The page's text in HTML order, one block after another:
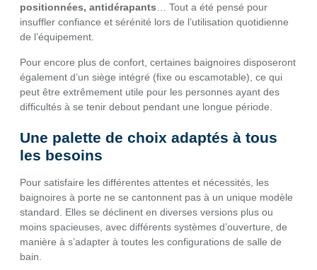
positionnées, antidérapants… Tout a été pensé pour
insuffler confiance et sérénité lors de l’utilisation quotidienne
de l’équipement.
Pour encore plus de confort, certaines baignoires disposeront
également d’un siège intégré (fixe ou escamotable), ce qui
peut être extrêmement utile pour les personnes ayant des
difficultés à se tenir debout pendant une longue période.
Une palette de choix adaptés à tous
les besoins
Pour satisfaire les différentes attentes et nécessités, les
baignoires à porte ne se cantonnent pas à un unique modèle
standard. Elles se déclinent en diverses versions plus ou
moins spacieuses, avec différents systèmes d’ouverture, de
manière à s’adapter à toutes les configurations de salle de
bain.